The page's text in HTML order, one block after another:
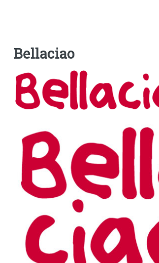
Bellaciao